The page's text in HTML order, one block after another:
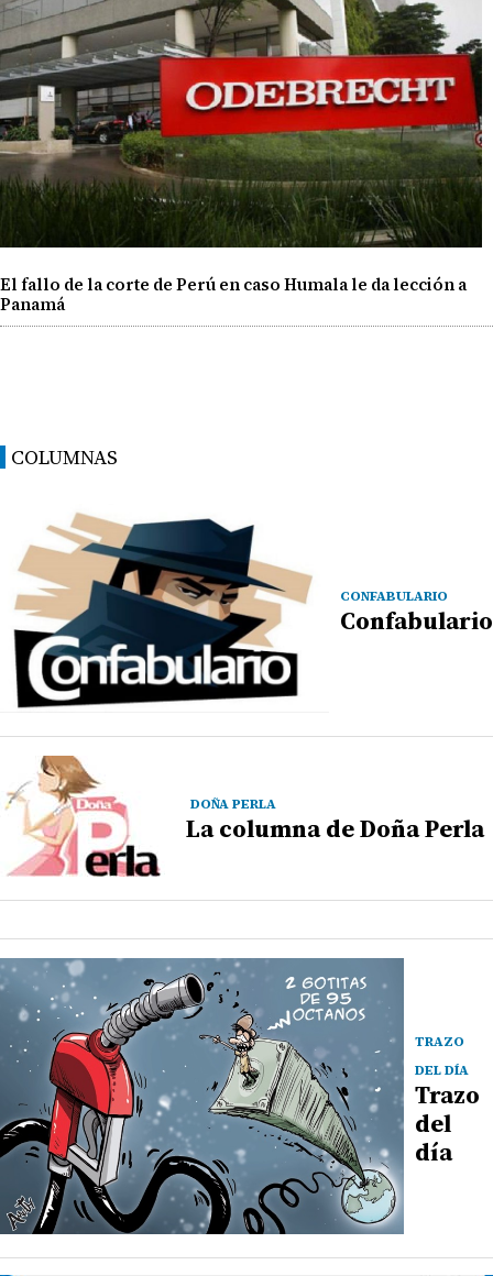
El fallo de la corte de Perú en caso Humala le da lección a
Panamá
COLUMNAS
CONFABULARIO
Confabulario
DOÑA PERLA
La columna de Doña Perla
TRAZO
DEL DÍA
Trazo
del
día